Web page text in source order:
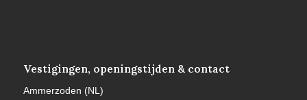
Vestigingen, openingstijden & contact
Ammerzoden (NL)